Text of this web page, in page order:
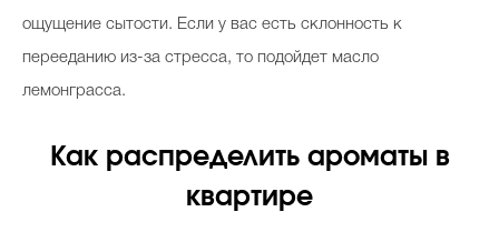
ощущение сытости. Если у вас есть склонность к
перееданию из-за стресса, то подойдет масло
лемонграсса.
Как распределить ароматы в
квартире